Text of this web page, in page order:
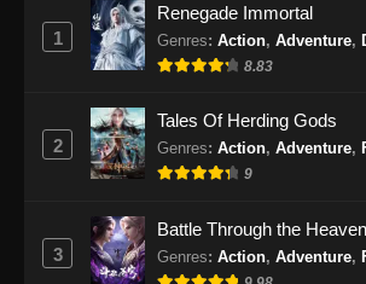
1
Renegade Immortal
Genres: Action, Adventure,
8.83
2
Tales Of Herding Gods
Genres: Action, Adventure,
9
3
Battle Through the
Genres: Action, Adventure,